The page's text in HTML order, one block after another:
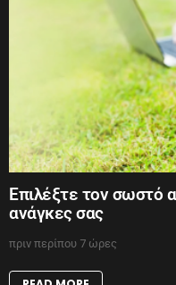
Επιλέξτε τον σωστό
ανάγκες σας
πριν περίπου 7 ώρες